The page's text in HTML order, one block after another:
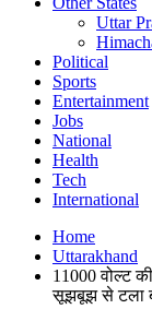
Uttar
Political
Sports
Entertainment
Jobs
National
Health
Tech
International
Home
Uttarakhand
11000 वोल्ट
सूझबूझ से टला